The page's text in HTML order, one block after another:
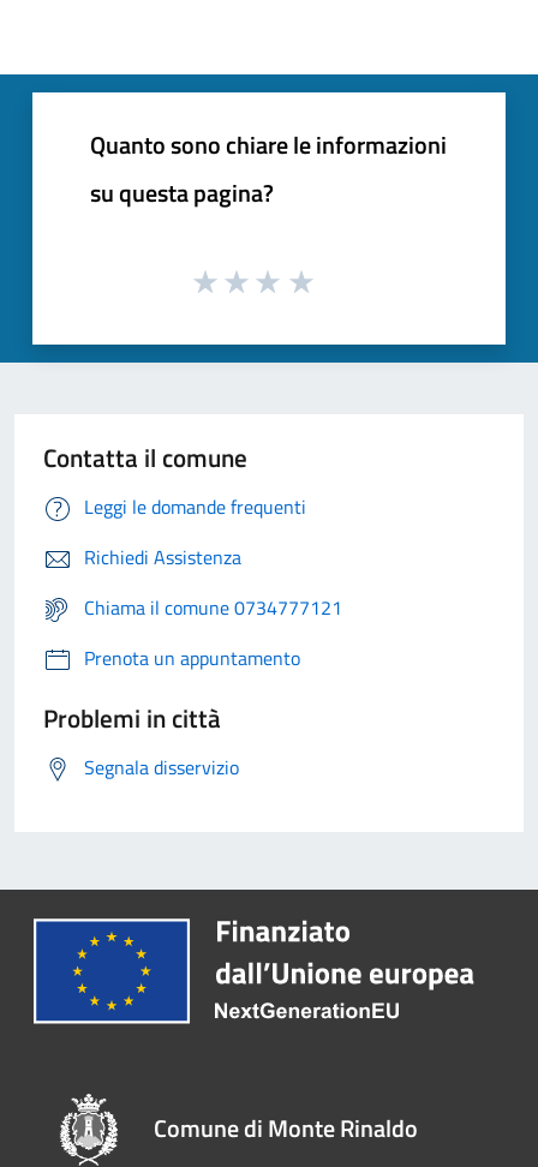
Quanto sono chiare le informazioni
su questa pagina?
Contatta il comune
Leggi le domande frequenti
Richiedi Assistenza
Chiama il comune 0734777121
Prenota un appuntamento
Problemi in città
Segnala disservizio
Comune di Monte Rinaldo